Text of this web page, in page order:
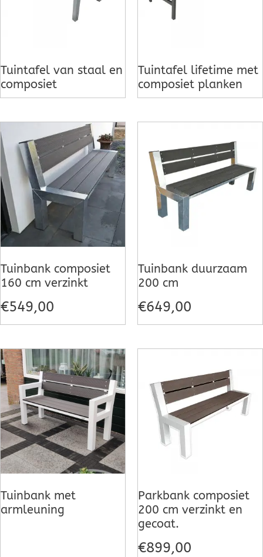
Tuintafel van staal en
composiet
Tuintafel lifetime met
composiet planken
Tuinbank composiet
160 cm verzinkt
€549,00
Tuinbank duurzaam
200 cm
€649,00
Tuinbank met
armleuning
Parkbank composiet
200 cm verzinkt en
gecoat.
€899,00